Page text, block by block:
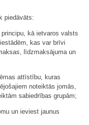
piedāvāts:
kā ietvaros valsts
kas var brīvi
līdzmaksājuma un
attīstību, kuras
noteiktās jomās,
sabiedrības grupām;
un ieviest jaunus